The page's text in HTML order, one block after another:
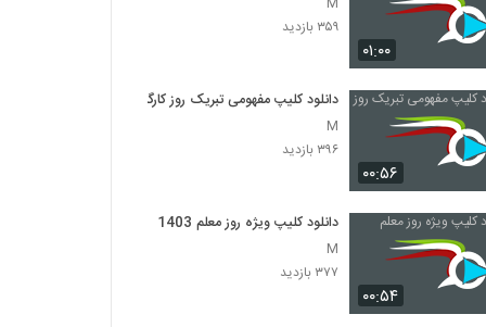
۰۱:۰۰
۳۵۹ بازدید
۰۰:۵۶
دانلود کلیپ مفهومی تبریک روز کارگر
M
۳۹۶ بازدید
۰۰:۵۴
دانلود کلیپ ویژه روز معلم 1403
M
۳۷۷ بازدید